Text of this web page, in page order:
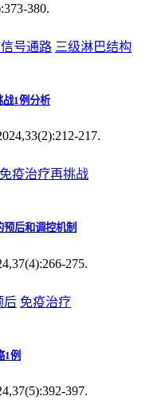
380.
号通路 三级淋巴结构
战1例分析
217.
免疫治疗再挑战
后和调控机制
275.
后 免疫治疗
1例
397.